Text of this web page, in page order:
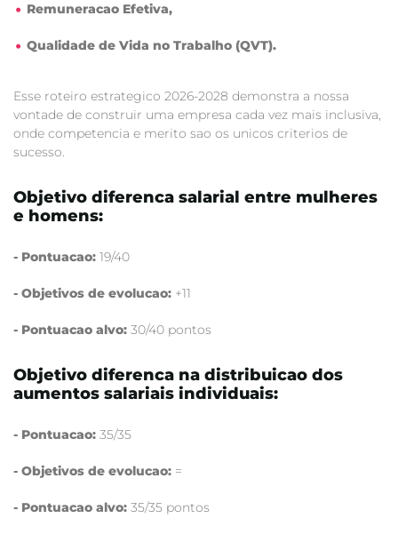
Remuneracao Efetiva,
Qualidade de Vida no Trabalho (QVT).
Esse roteiro estrategico 2026-2028 demonstra a nossa
vontade de construir uma empresa cada vez mais inclusiva,
onde competencia e merito sao os unicos criterios de
sucesso.
Objetivo diferenca salarial entre mulheres
e homens:
- Pontuacao: 19/40
- Objetivos de evolucao: +11
- Pontuacao alvo: 30/40 pontos
Objetivo diferenca na distribuicao dos
aumentos salariais individuais:
- Pontuacao: 35/35
- Objetivos de evolucao: =
- Pontuacao alvo: 35/35 pontos